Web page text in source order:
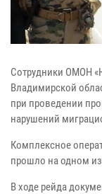
Сотрудники ОМОН
Владимирской
при проведении
нарушений
Комплексное
прошло на одном
В ходе рейда